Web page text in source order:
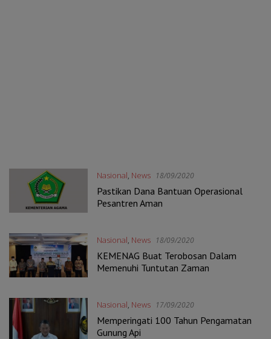
Nasional News 18/09/2020
Pastikan Dana Bantuan Operasional
Pesantren Aman
Nasional News 18/09/2020
KEMENAG Buat Terobosan Dalam
Memenuhi Tuntutan Zaman
Nasional News 17/09/2020
Memperingati 100 Tahun Pengamatan
Gunung Api